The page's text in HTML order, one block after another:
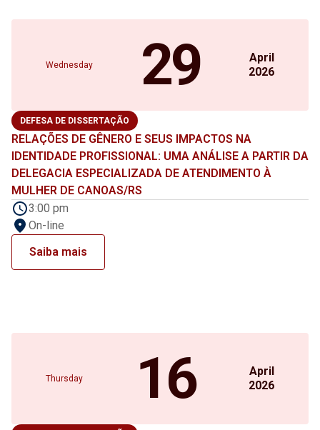
Wednesday 29
April
2026
DEFESA DE DISSERTAÇÃO
RELAÇÕES DE GÊNERO E SEUS IMPACTOS NA
IDENTIDADE PROFISSIONAL: UMA ANÁLISE A PARTIR DA
DELEGACIA ESPECIALIZADA DE ATENDIMENTO À
MULHER DE CANOAS/RS
3:00 pm
On-line
Saiba mais
Thursday 16
April
2026